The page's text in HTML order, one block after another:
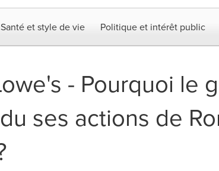
Santé et style de vie Politique et intérêt public
- Pourquoi le
ses actions de